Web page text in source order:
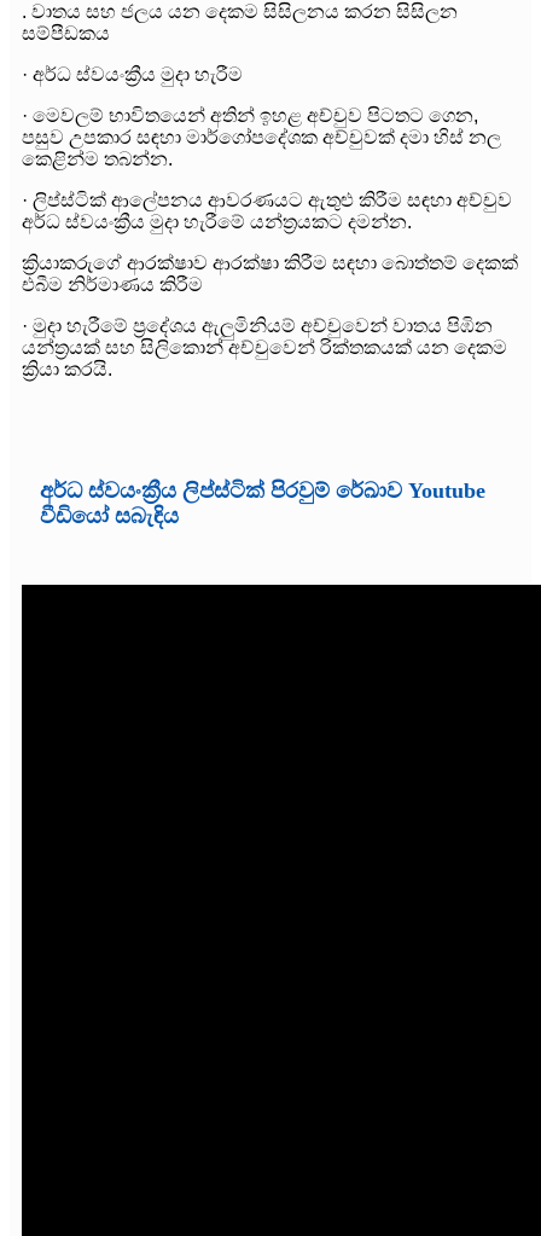
. වාතය සහ ජලය යන දෙකම සිසිලනය කරන සිසිලන
සම්පීඩකය
· අර්ධ ස්වයංක්‍රීය මුදා හැරීම
· මෙවලම් භාවිතයෙන් අතින් ඉහළ අච්චුව පිටතට ගෙන,
පසුව උපකාර සඳහා මාර්ගෝපදේශක අච්චුවක් දමා හිස් නල
කෙළින්ම තබන්න.
· ලිප්ස්ටික් ආලේපනය ආවරණයට ඇතුළු කිරීම සඳහා අච්චුව
අර්ධ ස්වයංක්‍රීය මුදා හැරීමේ යන්ත්‍රයකට දමන්න.
ක්‍රියාකරුගේ ආරක්ෂාව ආරක්ෂා කිරීම සඳහා බොත්තම් දෙකක්
එබීම නිර්මාණය කිරීම
· මුදා හැරීමේ ප්‍රදේශය ඇලුමිනියම් අච්චුවෙන් වාතය පිඹින
යන්ත්‍රයක් සහ සිලිකොන් අච්චුවෙන් රික්තකයක් යන දෙකම
ක්‍රියා කරයි.
අර්ධ ස්වයංක්‍රීය ලිප්ස්ටික් පිරවුම් රේඛාව Youtube
වීඩියෝ සබැඳිය